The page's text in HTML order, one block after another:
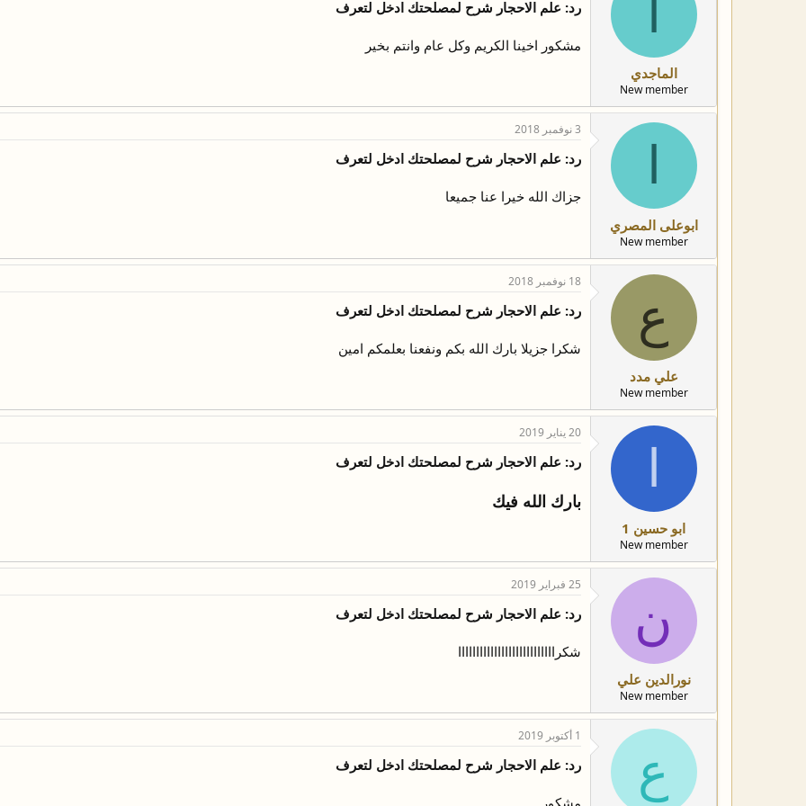
الماجدي
New member
رد: علم الاحجار شرح لمصلحتك ادخل لتعرف
مشكور اخينا الكريم وكل عام وانتم بخير
ابوعلى المصري
New member
3 نوفمبر 2018
رد: علم الاحجار شرح لمصلحتك ادخل لتعرف
جزاك الله خيرا عنا جميعا
ع
علي مدد
New member
18 نوفمبر 2018
رد: علم الاحجار شرح لمصلحتك ادخل لتعرف
شكرا جزيلا بارك الله بكم ونفعنا بعلمكم امين
ابو حسين 1
New member
20 يناير 2019
رد: علم الاحجار شرح لمصلحتك ادخل لتعرف
بارك الله فيك
ن
نورالدين علي
New member
25 فبراير 2019
رد: علم الاحجار شرح لمصلحتك ادخل لتعرف
شكرااااااااااااااااااااااااااا
ع
1 أكتوبر 2019
رد: علم الاحجار شرح لمصلحتك ادخل لتعرف